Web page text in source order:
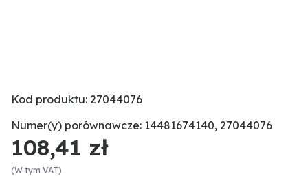
Kod produktu: 27044076
Numer(y) porównawcze: 14481674140, 27044076
108,41 zł
(W tym VAT)